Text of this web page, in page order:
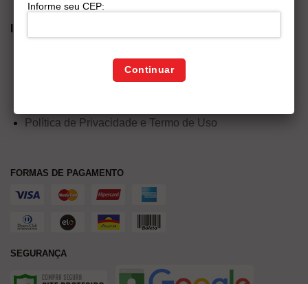
Política de Privacidade e Termo de Uso
FORMAS DE PAGAMENTO
SEGURANÇA
Informe seu CEP:
Continuar